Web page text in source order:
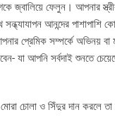
জ্বালিয়ে ফেলুন। আপনার
সন্ধ্যাযাপন আনন্দের
প্রেমিক সম্পর্কে অভিনয় বা
যা আপনি সর্বদাই শুনতে
চোলা ও সিঁদুর দান করলে